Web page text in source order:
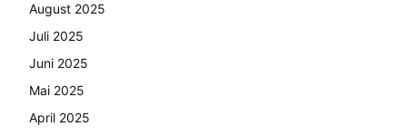
August 2025
Juli 2025
Juni 2025
Mai 2025
April 2025